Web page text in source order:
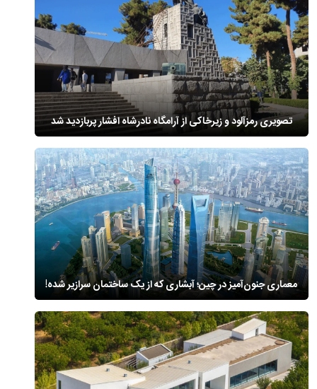
تصویری رمزآلود و زیرخاکی از آرامگاه نادرشاه افشار پربازدید شد
معماری جنون‌آمیز در چین؛ آبشاری که از یک ساختمان سرازیر شده!